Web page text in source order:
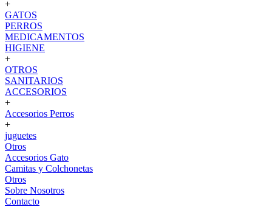
+
GATOS
PERROS
MEDICAMENTOS
HIGIENE
+
OTROS
SANITARIOS
ACCESORIOS
+
Accesorios Perros
+
juguetes
Otros
Accesorios Gato
Camitas y Colchonetas
Otros
Sobre Nosotros
Contacto